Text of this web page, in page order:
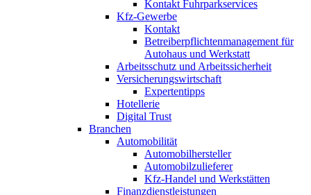
Kontakt Fuhrparkservices
Kfz-Gewerbe
Kontakt
Betreiberpflichtenmanagement für
Autohaus und Werkstatt
Arbeitsschutz und Arbeitssicherheit
Versicherungswirtschaft
Expertentipps
Hotellerie
Digital Trust
Branchen
Automobilität
Automobilhersteller
Automobilzulieferer
Kfz-Handel und Werkstätten
Finanzdienstleistungen